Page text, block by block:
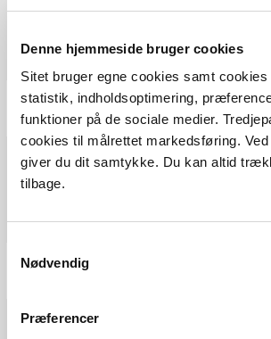
Denne hjemmeside bruger cookies
Sitet bruger egne cookies samt
statistik, indholdsoptimering,
funktioner på de sociale medier.
cookies til målrettet markedsføring.
giver du dit samtykke. Du kan altid
tilbage.
Nødvendig
Præferencer
Ruten i detaljer
Start
Samlet:
P-plads
Fiskeri tilladt
Fra forrige:1,2 km Samlet:
Mål